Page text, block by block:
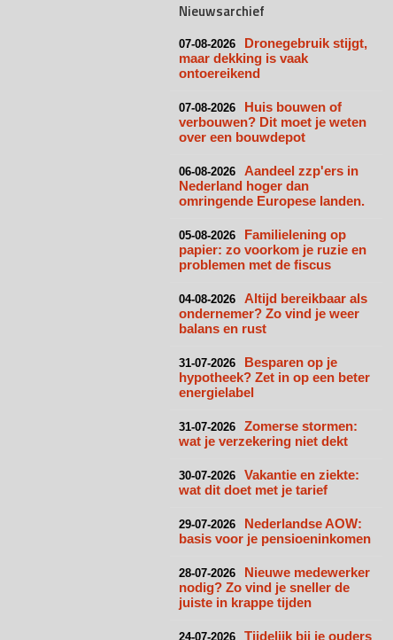
Nieuwsarchief
07-08-2026
Dronegebruik stijgt,
maar dekking is vaak
ontoereikend
07-08-2026
Huis bouwen of
verbouwen? Dit moet je weten
over een bouwdepot
06-08-2026
Aandeel zzp'ers in
Nederland hoger dan
omringende Europese landen.
05-08-2026
Familielening op
papier: zo voorkom je ruzie en
problemen met de fiscus
04-08-2026
Altijd bereikbaar als
ondernemer? Zo vind je weer
balans en rust
31-07-2026
Besparen op je
hypotheek? Zet in op een beter
energielabel
31-07-2026
Zomerse stormen:
wat je verzekering niet dekt
30-07-2026
Vakantie en ziekte:
wat dit doet met je tarief
29-07-2026
Nederlandse AOW:
basis voor je pensioeninkomen
28-07-2026
Nieuwe medewerker
nodig? Zo vind je sneller de
juiste in krappe tijden
24-07-2026
Tijdelijk bij je ouders